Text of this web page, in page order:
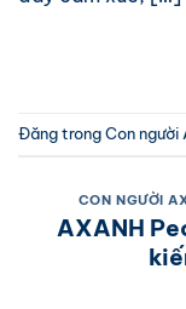
Đăng trongCon người
CON NGƯỜI
AXANH